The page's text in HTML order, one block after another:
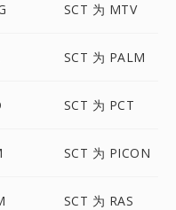
SCT 为 MTV
SCT 为 PALM
SCT 为 PCT
SCT 为 PICON
SCT 为 RAS